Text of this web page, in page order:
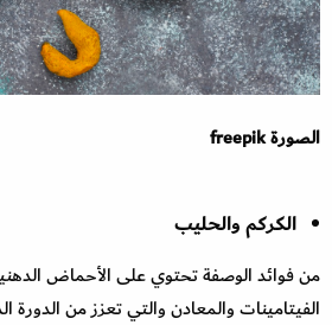
الصورة freepik
الكركم والحليب
من فوائد الوصفة تحتوي على الأحماض
الفيتامينات والمعادن والتي تعزز من الدورة